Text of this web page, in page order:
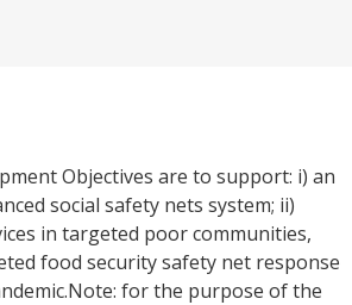
Objectives are to support: i) an
social safety nets system; ii)
in targeted poor communities,
food security safety net response
for the purpose of the